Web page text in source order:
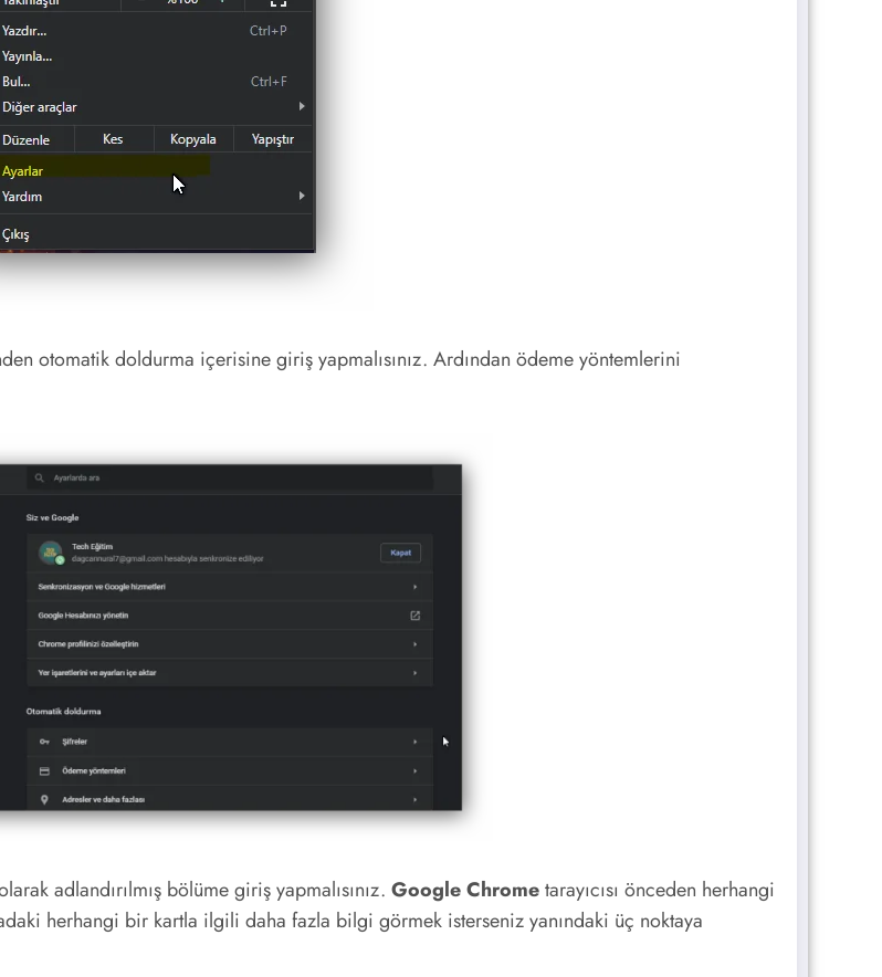
otomatik doldurma içerisine giriş yapmalısınız. Ardından ödeme yöntemlerini
adlandırılmış bölüme giriş yapmalısınız. Google Chrometarayıcısı önceden herhangi
herhangi bir kartla ilgili daha fazla bilgi görmek isterseniz yanındaki üç noktaya